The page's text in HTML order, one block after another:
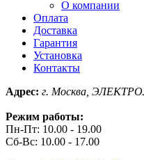
О компании
Оплата
Доставка
Гарантия
Установка
Контакты
Адрес: г. Москва,
Режим работы:
Пн-Пт: 10.00 - 19.00
Сб-Вс: 10.00 - 17.00